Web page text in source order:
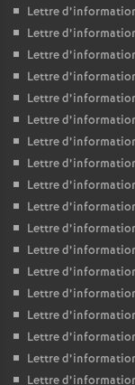
Lettre
Lettre
Lettre
Lettre
Lettre
Lettre
Lettre
Lettre
Lettre
Lettre
Lettre
Lettre
Lettre
Lettre
Lettre
Lettre
Lettre
Lettre